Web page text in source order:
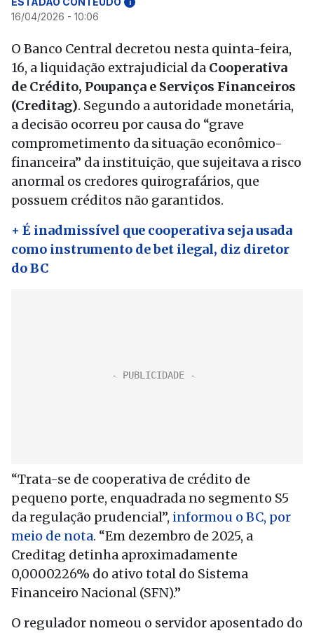
16/04/2026 - 10:06
O Banco Central decretou nesta quinta-feira,
16, a liquidação extrajudicial da Cooperativa
de Crédito, Poupança e Serviços Financeiros
(Creditag). Segundo a autoridade monetária,
a decisão ocorreu por causa do “grave
comprometimento da situação econômico-
financeira” da instituição, que sujeitava a risco
anormal os credores quirografários, que
possuem créditos não garantidos.
+ É inadmissível que cooperativa seja usada
como instrumento de bet ilegal, diz diretor
do BC
“Trata-se de cooperativa de crédito de
pequeno porte, enquadrada no segmento S5
da regulação prudencial”, informou o BC, por
meio de nota. “Em dezembro de 2025, a
Creditag detinha aproximadamente
0,0000226% do ativo total do Sistema
Financeiro Nacional (SFN).”
O regulador nomeou o servidor aposentado do